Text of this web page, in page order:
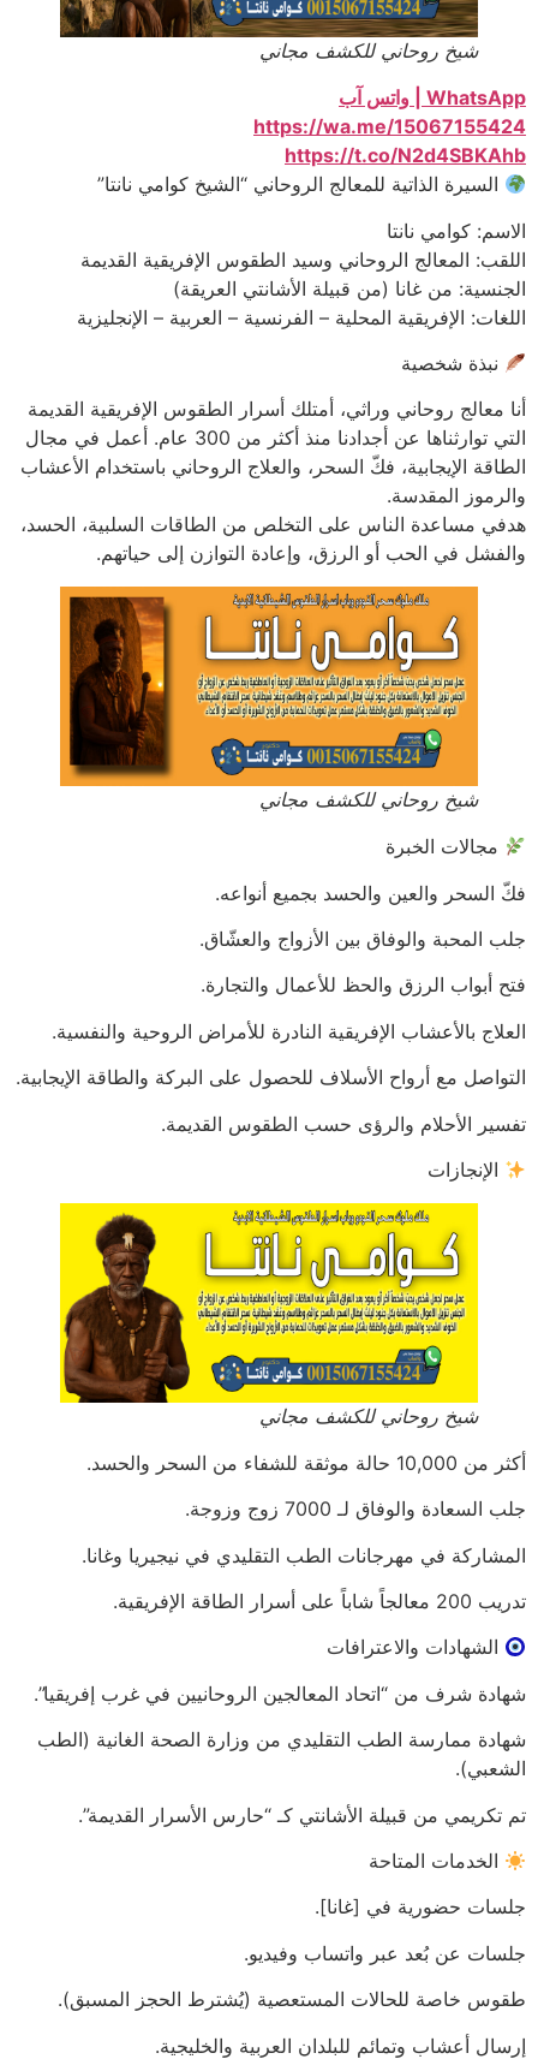
شيخ روحاني للكشف مجاني
WhatsApp | واتس آب
https://wa.me/15067155424
https://t.co/N2d4SBKAhb
السيرة الذاتية للمعالج الروحاني “الشيخ كوامي نانتا”
الاسم: كوامي نانتا
اللقب: المعالج الروحاني وسيد الطقوس الإفريقية القديمة
الجنسية: من غانا (من قبيلة الأشانتي العريقة)
اللغات: الإفريقية المحلية – الفرنسية – العربية – الإنجليزية
نبذة شخصية
أنا معالج روحاني وراثي، أمتلك أسرار الطقوس الإفريقية القديمة
التي توارثناها عن أجدادنا منذ أكثر من 300 عام. أعمل في مجال
الطاقة الإيجابية، فكّ السحر، والعلاج الروحاني باستخدام الأعشاب
والرموز المقدسة.
هدفي مساعدة الناس على التخلص من الطاقات السلبية، الحسد،
والفشل في الحب أو الرزق، وإعادة التوازن إلى حياتهم.
شيخ روحاني للكشف مجاني
مجالات الخبرة
فكّ السحر والعين والحسد بجميع أنواعه.
جلب المحبة والوفاق بين الأزواج والعشّاق.
فتح أبواب الرزق والحظ للأعمال والتجارة.
العلاج بالأعشاب الإفريقية النادرة للأمراض الروحية والنفسية.
التواصل مع أرواح الأسلاف للحصول على البركة والطاقة الإيجابية.
تفسير الأحلام والرؤى حسب الطقوس القديمة.
الإنجازات
شيخ روحاني للكشف مجاني
أكثر من 10,000 حالة موثقة للشفاء من السحر والحسد.
جلب السعادة والوفاق لـ 7000 زوج وزوجة.
المشاركة في مهرجانات الطب التقليدي في نيجيريا وغانا.
تدريب 200 معالجاً شاباً على أسرار الطاقة الإفريقية.
الشهادات والاعترافات
شهادة شرف من “اتحاد المعالجين الروحانيين في غرب إفريقيا”.
شهادة ممارسة الطب التقليدي من وزارة الصحة الغانية (الطب
الشعبي).
تم تكريمي من قبيلة الأشانتي كـ “حارس الأسرار القديمة”.
الخدمات المتاحة
جلسات حضورية في [غانا].
جلسات عن بُعد عبر واتساب وفيديو.
طقوس خاصة للحالات المستعصية (يُشترط الحجز المسبق).
إرسال أعشاب وتمائم للبلدان العربية والخليجية.